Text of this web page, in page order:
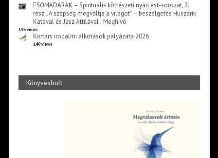
ESŐMADARAK – Spirituális költészeti nyári est-sorozat, 2.
rész: „A szépség megváltja a világot” – beszélgetés Huszárik
Katával és Jász Attilával | Meghívó
193 views
Kortárs irodalmi alkotások pályázata 2026
140 views
Könyvesbolt